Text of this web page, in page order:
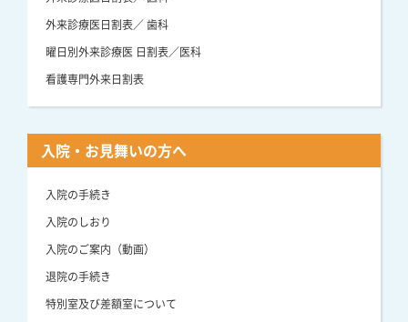
外来診療医日割表／ 歯科
曜日別外来診療医 日割表／医科
看護専門外来日割表
入院・お見舞いの方へ
入院の手続き
入院のしおり
入院のご案内（動画）
退院の手続き
特別室及び差額室について